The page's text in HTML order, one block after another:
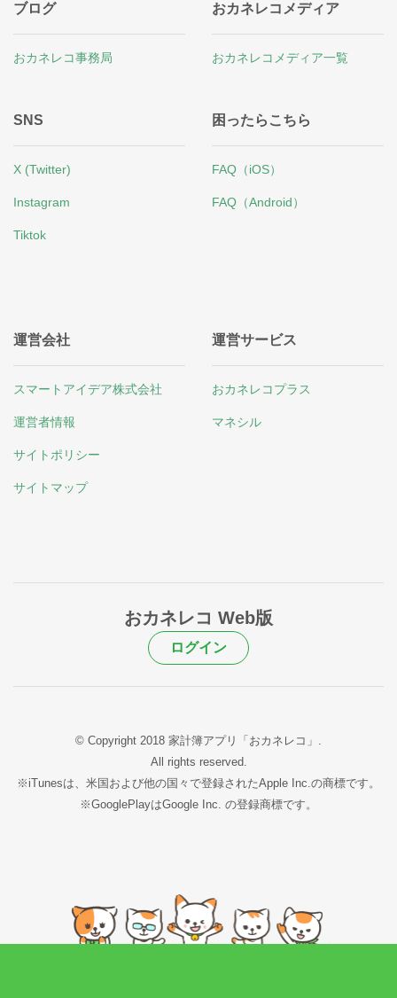
ブログ
おカネレコ事務局
おカネレコメディア
おカネレコメディア一覧
SNS
X (Twitter)
Instagram
Tiktok
困ったらこちら
FAQ（iOS）
FAQ（Android）
運営会社
スマートアイデア株式会社
運営者情報
サイトポリシー
サイトマップ
運営サービス
おカネレコプラス
マネシル
おカネレコ Web版
ログイン
© Copyright 2018 家計簿アプリ「おカネレコ」.
All rights reserved.
※iTunesは、米国および他の国々で登録されたApple Inc.の商標です。
※GooglePlayはGoogle Inc. の登録商標です。